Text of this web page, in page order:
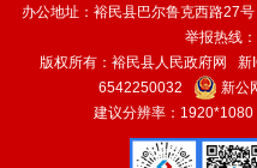
办公地址：裕民县巴尔鲁克西路27
举报热线
版权所有：裕民县人民政府网 新
6542250032
新公
建议分辨率：